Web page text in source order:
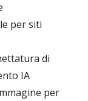
per siti
di
IA
per